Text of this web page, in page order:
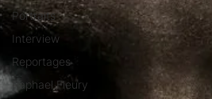
Portraits
Interview
Reportages
Raphael Fleury